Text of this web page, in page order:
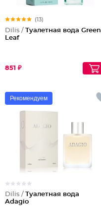
(13)
Dilis / Туалетная вода Green
Leaf
851 ₽
Рекомендуем
Dilis / Туалетная вода
Adagio